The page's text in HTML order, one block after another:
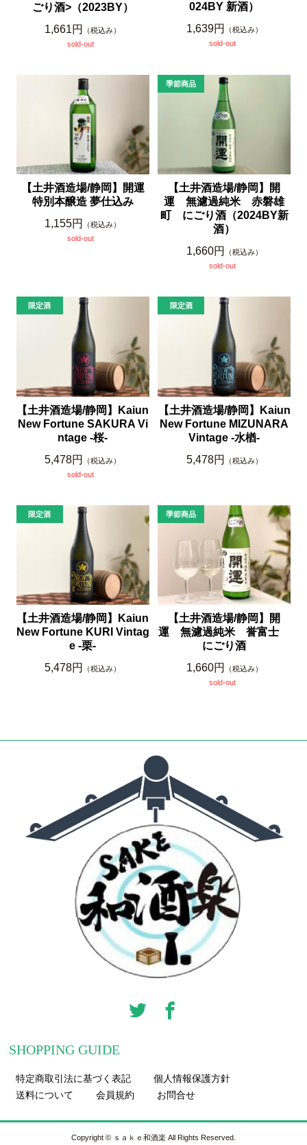
ごり酒>（2023BY）
1,661円
（税込み）
sold-out
024BY 新酒）
1,639円
（税込み）
sold-out
【土井酒造場/静岡】開運
特別本醸造 夢仕込み
1,155円
（税込み）
sold-out
【土井酒造場/静岡】開
運 無濾過純米 赤磐雄
町 にごり酒（2024BY新
酒）
1,660円
（税込み）
sold-out
【土井酒造場/静岡】Kaiun
New Fortune SAKURA Vi
ntage -桜-
5,478円
（税込み）
sold-out
【土井酒造場/静岡】Kaiun
New Fortune MIZUNARA
Vintage -水楢-
5,478円
（税込み）
【土井酒造場/静岡】Kaiun
New Fortune KURI Vintag
e -栗-
5,478円
（税込み）
【土井酒造場/静岡】開
運 無濾過純米 誉富士
にごり酒
1,660円
（税込み）
sold-out
SHOPPING GUIDE
特定商取引法に基づく表記
個人情報保護方針
送料について
会員規約 お問合せ
Copyright © ｓａｋｅ和酒楽 All Rights Reserved.